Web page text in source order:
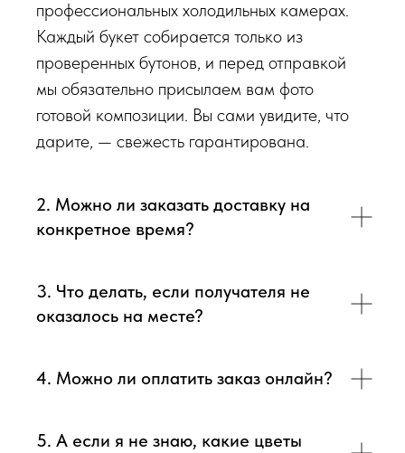
Перед тем как отправить букет на доставку мы
обязательно пришлем Вам на согласование фото и
видео непосредственно того букета, который наш
флорист собрал для Вас.
профессиональных холодильных камерах.
Каждый букет собирается только из
проверенных бутонов, и перед отправкой
мы обязательно присылаем вам фото
готовой композиции. Вы сами увидите, что
дарите, — свежесть гарантирована.
2. Можно ли заказать доставку на
конкретное время?
3. Что делать, если получателя не
оказалось на месте?
4. Можно ли оплатить заказ онлайн?
5. А если я не знаю, какие цветы